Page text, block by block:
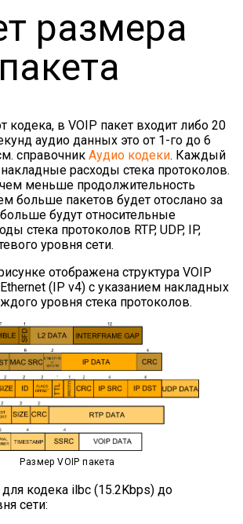
размера
кодека, в VOIP пакет входит либо 20
аудио данных это от 1-го до 6
справочник Аудио кодеки. Каждый
расходы стека протоколов.
меньше продолжительность
больше пакетов будет отослано за
будут относительные
стека протоколов RTP, UDP, IP,
уровня сети.
отображена структура VOIP
(IP v4) с указанием накладных
уровня стека протоколов.
Размер VOIP пакета
кодека ilbc (15.2Kbps) до
сети: